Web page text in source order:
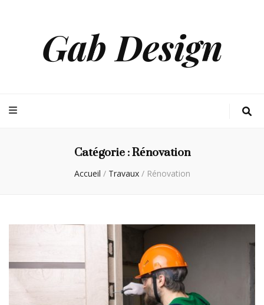
Gab Design
Catégorie :Rénovation
Accueil / Travaux / Rénovation